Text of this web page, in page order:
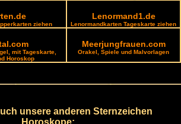
ziehen
Lenormand1.de
Lenormandkarten Tageskarte ziehen
mit Tageskarte,
Horoskop
Meerjungfrauen.com
Orakel, Spiele und Malvorlagen
unsere anderen Sternzeichen
Horoskope: